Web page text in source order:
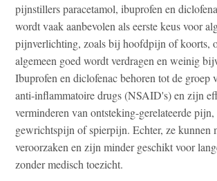
pijnstillers paracetamol, ibuprofen en
wordt vaak aanbevolen als eerste keus voor
pijnverlichting, zoals bij hoofdpijn of koorts,
algemeen goed wordt verdragen en weinig
Ibuprofen en diclofenac behoren tot de groep
anti-inflammatoire drugs (NSAID's) en zijn
verminderen van ontsteking-gerelateerde
gewrichtspijn of spierpijn. Echter, ze kunnen
veroorzaken en zijn minder geschikt voor
zonder medisch toezicht.